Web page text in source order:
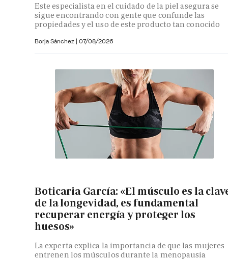
Este especialista en el cuidado de la piel asegura se
sigue encontrando con gente que confunde las
propiedades y el uso de este producto tan conocido
Borja Sánchez | 07/08/2026
Boticaria García: «El músculo es la
de la longevidad, es fundamental
recuperar energía y proteger los
huesos»
La experta explica la importancia de que las mujeres
entrenen los músculos durante la menopausia